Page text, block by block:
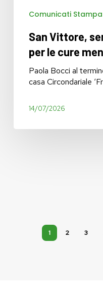
Comunicati Stampa
San Vittore,
per le cure
Paola Bocci al
casa Circondariale
14/07/2026
1 2 3